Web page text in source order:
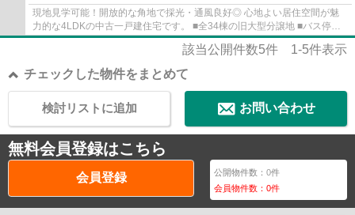
現地見学可能！開放的な角地で採光・通風良好◎ 心地よい居住空間が魅
力的な4LDKの中古一戸建住宅です。 ■全34棟の旧大型分譲地 ■バス停ま
で徒歩3分の為、雨の日の通勤通学が便利 ■3面...
該当公開件数5件 1-5件表示
チェックした物件をまとめて
お問い合わせ
検討リストに追加
無料会員登録はこちら
会員登録 公開物件数：0件
会員物件数：0件